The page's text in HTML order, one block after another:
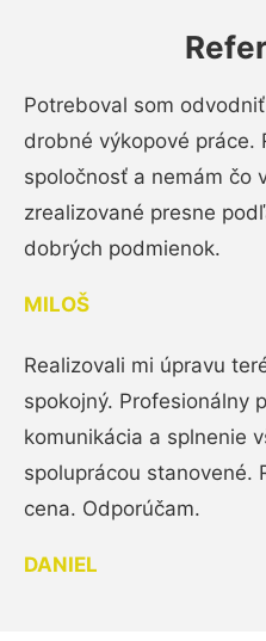
Potreboval som
drobné výkopové práce.
spoločnosť a nemám čo
zrealizované presne
dobrých podmienok.
MILOŠ
Realizovali mi úpravu
spokojný. Profesionálny
komunikácia a splnenie
spoluprácou stanovené.
cena. Odporúčam.
DANIEL